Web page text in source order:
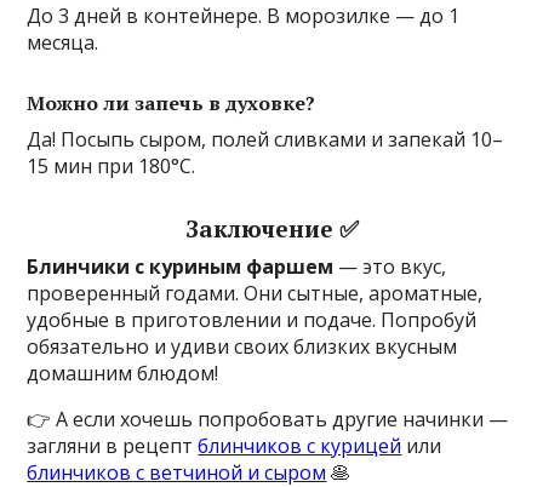
До 3 дней в контейнере. В морозилке — до 1
месяца.
Можно ли запечь в духовке?
Да! Посыпь сыром, полей сливками и запекай 10–
15 мин при 180°C.
Заключение ✅
Блинчики с куриным фаршем — это вкус,
проверенный годами. Они сытные, ароматные,
удобные в приготовлении и подаче. Попробуй
обязательно и удиви своих близких вкусным
домашним блюдом!
👉 А если хочешь попробовать другие начинки —
загляни в рецептблинчиков с курицей или
блинчиков с ветчиной и сыром 🥞